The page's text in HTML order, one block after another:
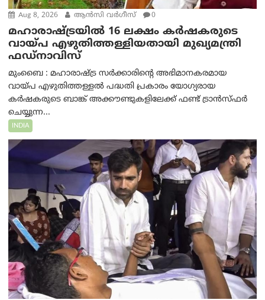
Aug 8, 2026 ആന്‍സി വര്‍ഗീസ് 0
മഹാരാഷ്ട്രയിൽ 16 ലക്ഷം കർഷകരുടെ
വായ്പ എഴുതിത്തള്ളിയതായി മുഖ്യമന്ത്രി
ഫഡ്‌നാവിസ്
മുംബൈ : മഹാരാഷ്ട്ര സർക്കാരിന്റെ അഭിമാനകരമായ
വായ്പ എഴുതിത്തള്ളൽ പദ്ധതി പ്രകാരം യോഗ്യരായ
കർഷകരുടെ ബാങ്ക് അക്കൗണ്ടുകളിലേക്ക് ഫണ്ട് ട്രാൻസ്ഫർ
ചെയ്യുന്ന...
INDIA